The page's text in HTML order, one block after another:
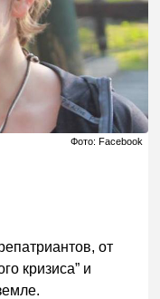
Фото: Facebook
от
кризиса” и